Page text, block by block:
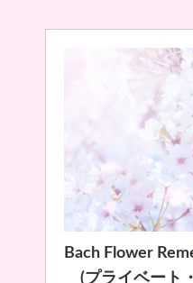
Bach Flower
(プライベート